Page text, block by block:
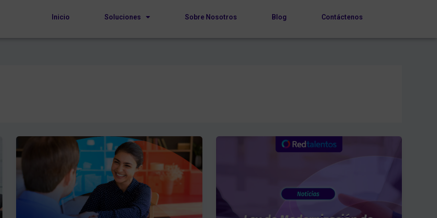
Inicio Soluciones Sobre Nosotros Blog Contáctenos